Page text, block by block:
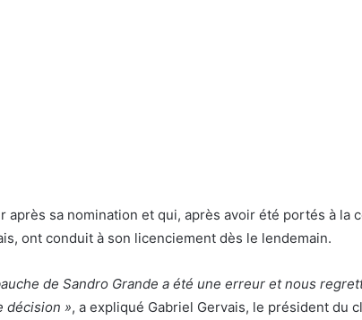
après sa nomination et qui, après avoir été portés à la
ont conduit à son licenciement dès le lendemain.
de Sandro Grande a été une erreur et nous
décision », a expliqué Gabriel Gervais, le président du